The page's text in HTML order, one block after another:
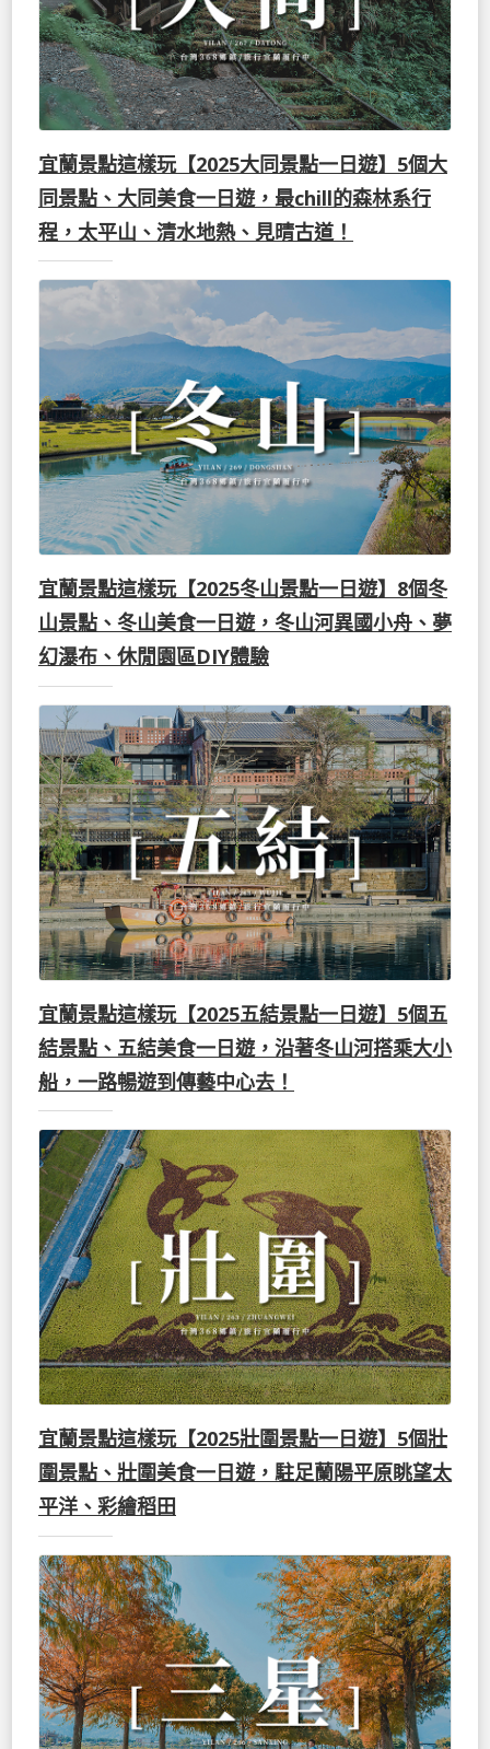
宜蘭景點這樣玩【2025大同景點一日遊】5個大
同景點、大同美食一日遊，最chill的森林系行
程，太平山、清水地熱、見晴古道！
宜蘭景點這樣玩【2025冬山景點一日遊】8個冬
山景點、冬山美食一日遊，冬山河異國小舟、夢
幻瀑布、休閒園區DIY體驗
宜蘭景點這樣玩【2025五結景點一日遊】5個五
結景點、五結美食一日遊，沿著冬山河搭乘大小
船，一路暢遊到傳藝中心去！
宜蘭景點這樣玩【2025壯圍景點一日遊】5個壯
圍景點、壯圍美食一日遊，駐足蘭陽平原眺望太
平洋、彩繪稻田